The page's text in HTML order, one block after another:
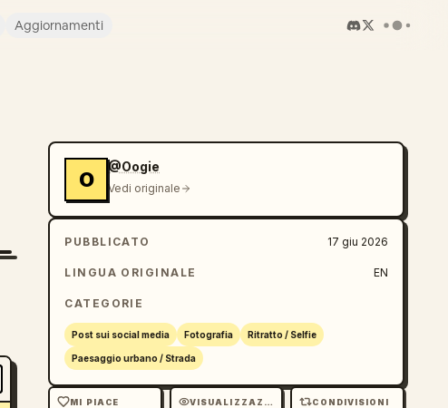
Aggiornamenti
O
@Oogie
Vedi originale
PUBBLICATO 17 giu 2026
LINGUA ORIGINALE EN
CATEGORIE
Post sui social media Fotografia Ritratto / Selfie
Paesaggio urbano / Strada
MI PIACE VISUALIZZAZIONI CONDIVISIONI